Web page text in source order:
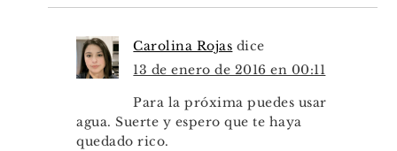
Carolina Rojas dice
13 de enero de 2016 en 00:11
Para la próxima puedes usar
agua. Suerte y espero que te haya
quedado rico.